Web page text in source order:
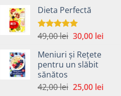
lei.
a
fost:
49,00 lei.
Dieta Perfectă
Evaluat la
49,00lei Prețul
a
fost:
30,00 leiPrețul
Meniuri și Rețete
pentru un slăbit
sănătos
42,00lei Prețul
25,00 leiPrețul